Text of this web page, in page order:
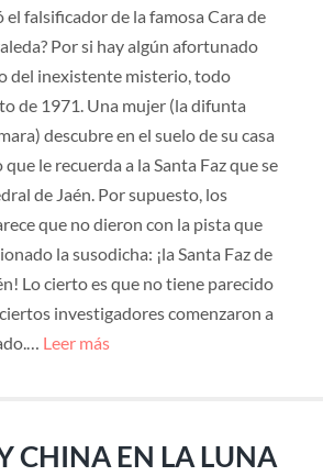
el falsificador de la famosa Cara de
Por si hay algún afortunado
del inexistente misterio, todo
de 1971. Una mujer (la difunta
descubre en el suelo de su casa
le recuerda a la Santa Faz que se
de Jaén. Por supuesto, los
que no dieron con la pista que
la susodicha: ¡la Santa Faz de
Lo cierto es que no tiene parecido
investigadores comenzaron a
Leer más
CHINA EN LA LUNA